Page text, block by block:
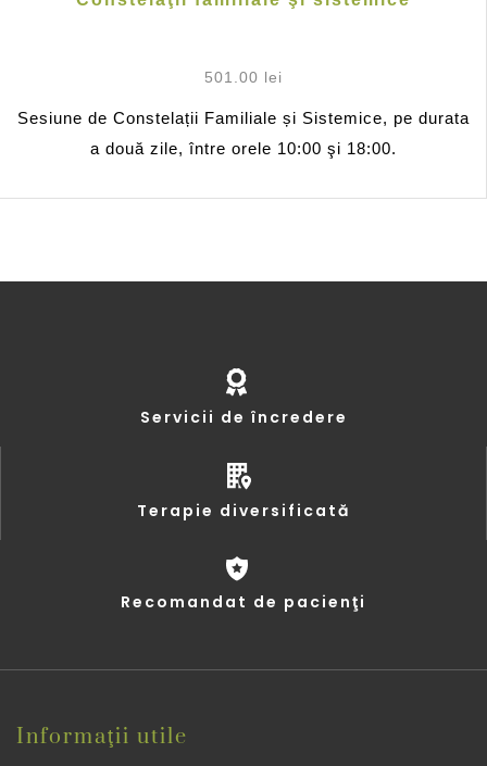
501.00 lei
Sesiune de Constelații Familiale și Sistemice, pe durata
a două zile, între orele 10:00 şi 18:00.
Servicii de încredere
Terapie diversificată
Recomandat de pacienţi
Informaţii utile